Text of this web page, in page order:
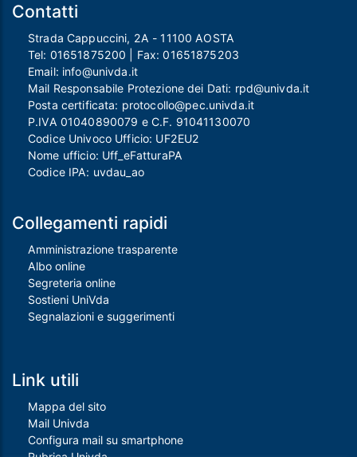
Contatti
Strada Cappuccini, 2A - 11100 AOSTA
Tel: 01651875200 | Fax:01651875203
Email: info@univda.it
Mail Responsabile Protezione dei Dati: rpd@univda.it
Posta certificata: protocollo@pec.univda.it
P.IVA 01040890079 e C.F. 91041130070
Codice Univoco Ufficio: UF2EU2
Nome ufficio: Uff_eFatturaPA
Codice IPA: uvdau_ao
Collegamenti rapidi
Amministrazione trasparente
Albo online
Segreteria online
Sostieni UniVda
Segnalazioni e suggerimenti
Link utili
Mappa del sito
Mail Univda
Configura mail su smartphone